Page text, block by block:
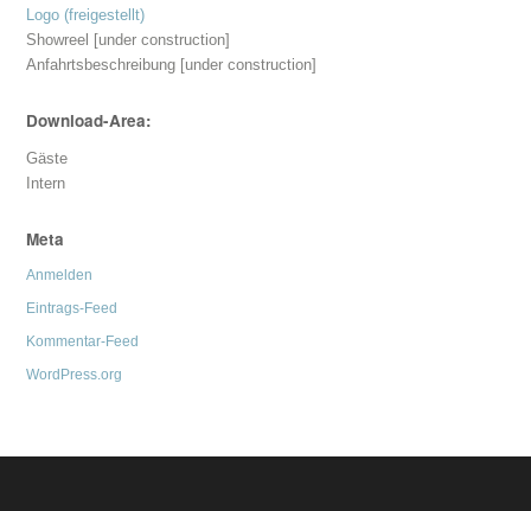
Logo (freigestellt)
Showreel [under construction]
Anfahrtsbeschreibung [under construction]
Download-Area:
Gäste
Intern
Meta
Anmelden
Eintrags-Feed
Kommentar-Feed
WordPress.org